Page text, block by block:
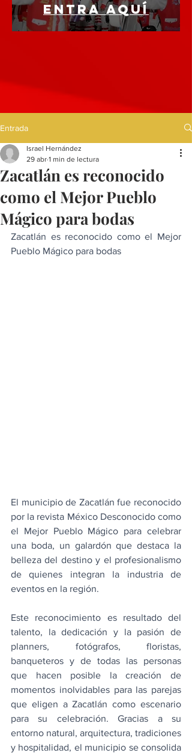
Entra aquí
Entrada
Zacatlán es reconocido
como el Mejor Pueblo
Mágico para bodas
Israel Hernández
29 abr 1 min de lectura
Zacatlán es reconocido como el Mejor
Pueblo Mágico para bodas
El municipio de Zacatlán fue reconocido
por la revista México Desconocido como
el Mejor Pueblo Mágico para celebrar
una boda, un galardón que destaca la
belleza del destino y el profesionalismo
de quienes integran la industria de
eventos en la región.
Este reconocimiento es resultado del
talento, la dedicación y la pasión de
planners, fotógrafos, floristas,
banqueteros y de todas las personas
que hacen posible la creación de
momentos inolvidables para las parejas
que eligen a Zacatlán como escenario
para su celebración. Gracias a su
entorno natural, arquitectura, tradiciones
y hospitalidad, el municipio se consolida